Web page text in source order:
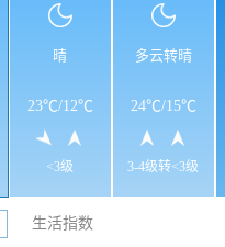
晴
23℃/12℃
<3级
多云转晴
24℃/15℃
3-4级转<3级
生活指数